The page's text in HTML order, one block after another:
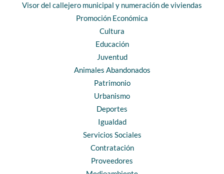
Visor del callejero municipal y numeración de viviendas
Promoción Económica
Cultura
Educación
Juventud
Animales Abandonados
Patrimonio
Urbanismo
Deportes
Igualdad
Servicios Sociales
Contratación
Proveedores